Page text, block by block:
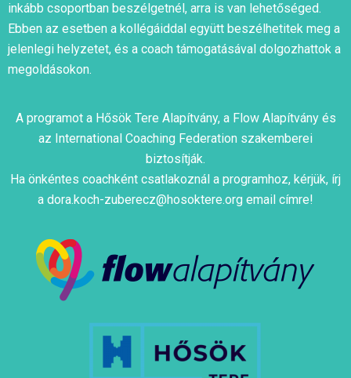
inkább csoportban beszélgetnél, arra is van lehetőséged.
Ebben az esetben a kollégáiddal együtt beszélhetitek meg a
jelenlegi helyzetet, és a coach támogatásával dolgozhattok a
megoldásokon.
A programot a Hősök Tere Alapítvány, a Flow Alapítvány és
az International Coaching Federation szakemberei
biztosítják.
Ha önkéntes coachként csatlakoznál a programhoz, kérjük, írj
a dora.koch-zuberecz@hosoktere.org email címre!